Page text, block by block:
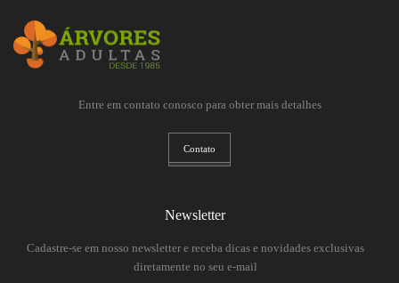
Entre em contato conosco para obter mais detalhes
Contato
Newsletter
Cadastre-se em nosso newsletter e receba dicas e novidades exclusivas
diretamente no seu e-mail